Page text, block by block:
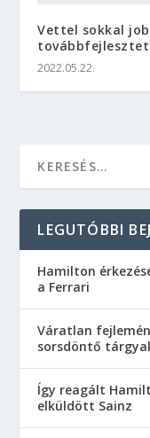
Vettel sokkal
2022.05.22.
LEGUTÓBBI
Hamilton
a Ferrari
Váratlan
sorsdöntő
Így reagált
elküldött Sainz